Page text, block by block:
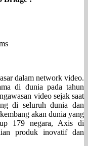
dalam network video.
di dunia pada tahun
video sejak saat
di seluruh dunia dan
akan dunia yang
179 negara, Axis di
produk inovatif dan